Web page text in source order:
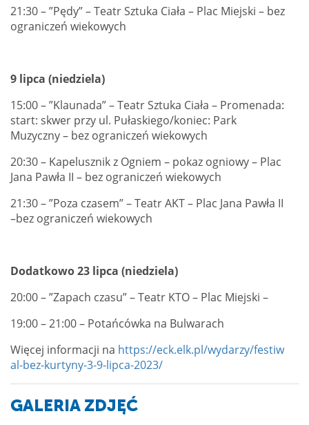
21:30 – ”Pędy” – Teatr Sztuka Ciała – Plac Miejski – bez
ograniczeń wiekowych
9 lipca (niedziela)
15:00 – ”Klaunada” – Teatr Sztuka Ciała – Promenada:
start: skwer przy ul. Pułaskiego/koniec: Park
Muzyczny – bez ograniczeń wiekowych
20:30 – Kapelusznik z Ogniem – pokaz ogniowy – Plac
Jana Pawła II – bez ograniczeń wiekowych
21:30 – ”Poza czasem” – Teatr AKT – Plac Jana Pawła II
–bez ograniczeń wiekowych
Dodatkowo 23 lipca (niedziela)
20:00 – ”Zapach czasu” – Teatr KTO – Plac Miejski –
19:00 – 21:00 – Potańcówka na Bulwarach
Więcej informacji na https://eck.elk.pl/wydarzy/festiw
al-bez-kurtyny-3-9-lipca-2023/
GALERIA ZDJĘĆ